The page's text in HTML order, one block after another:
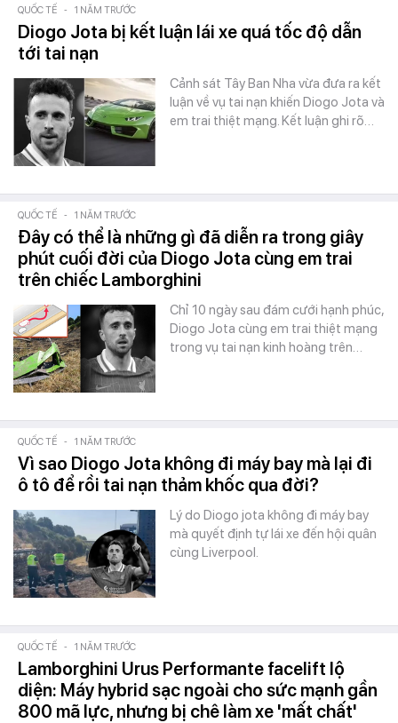
QUỐC TẾ - 1 NĂM TRƯỚC
Diogo Jota bị kết luận lái xe quá tốc độ dẫn
tới tai nạn
Cảnh sát Tây Ban Nha vừa đưa ra kết
luận về vụ tai nạn khiến Diogo Jota và
em trai thiệt mạng. Kết luận ghi rõ…
QUỐC TẾ - 1 NĂM TRƯỚC
Đây có thể là những gì đã diễn ra trong giây
phút cuối đời của Diogo Jota cùng em trai
trên chiếc Lamborghini
Chỉ 10 ngày sau đám cưới hạnh phúc,
Diogo Jota cùng em trai thiệt mạng
trong vụ tai nạn kinh hoàng trên…
QUỐC TẾ - 1 NĂM TRƯỚC
Vì sao Diogo Jota không đi máy bay mà lại đi
ô tô để rồi tai nạn thảm khốc qua đời?
Lý do Diogo jota không đi máy bay
mà quyết định tự lái xe đến hội quân
cùng Liverpool.
QUỐC TẾ - 1 NĂM TRƯỚC
Lamborghini Urus Performante facelift lộ
diện: Máy hybrid sạc ngoài cho sức mạnh gần
800 mã lực, nhưng bị chê làm xe 'mất chất'